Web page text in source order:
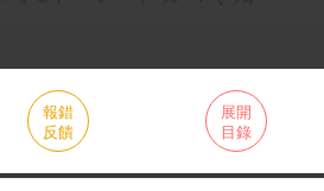
報錯
反饋
展開
目錄